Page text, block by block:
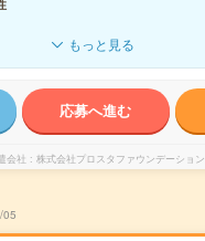
もっと見る
応募へ進む
会社 株式会社プロスタファウンデーション
05